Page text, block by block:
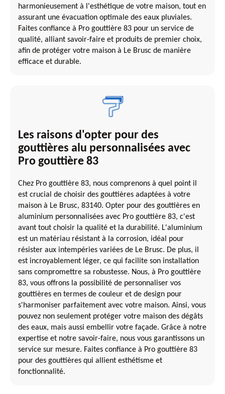
harmonieusement à l'esthétique de votre maison, tout en
assurant une évacuation optimale des eaux pluviales.
Faites confiance à Pro gouttière 83 pour un service de
qualité, alliant savoir-faire et produits de premier choix,
afin de protéger votre maison à Le Brusc de manière
efficace et durable.
Les raisons d'opter pour des
gouttières alu personnalisées avec
Pro gouttière 83
Chez Pro gouttière 83, nous comprenons à quel point il
est crucial de choisir des gouttières adaptées à votre
maison à Le Brusc, 83140. Opter pour des gouttières en
aluminium personnalisées avec Pro gouttière 83, c'est
avant tout choisir la qualité et la durabilité. L'aluminium
est un matériau résistant à la corrosion, idéal pour
résister aux intempéries variées de Le Brusc. De plus, il
est incroyablement léger, ce qui facilite son installation
sans compromettre sa robustesse. Nous, à Pro gouttière
83, vous offrons la possibilité de personnaliser vos
gouttières en termes de couleur et de design pour
s'harmoniser parfaitement avec votre maison. Ainsi, vous
pouvez non seulement protéger votre maison des dégâts
des eaux, mais aussi embellir votre façade. Grâce à notre
expertise et notre savoir-faire, nous vous garantissons un
service sur mesure. Faites confiance à Pro gouttière 83
pour des gouttières qui allient esthétisme et
fonctionnalité.